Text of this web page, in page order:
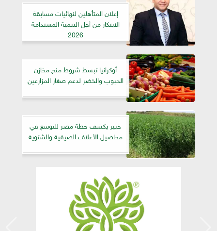
إعلان المتأهلين لنهائيات مسابقة
الابتكار من أجل التنمية المستدامة
2026
أوكرانيا تبسط شروط منح مخازن
الحبوب والخضر لدعم صغار المزارعين
خبير يكشف خطة مصر للتوسع في
محاصيل الأعلاف الصيفية والشتوية